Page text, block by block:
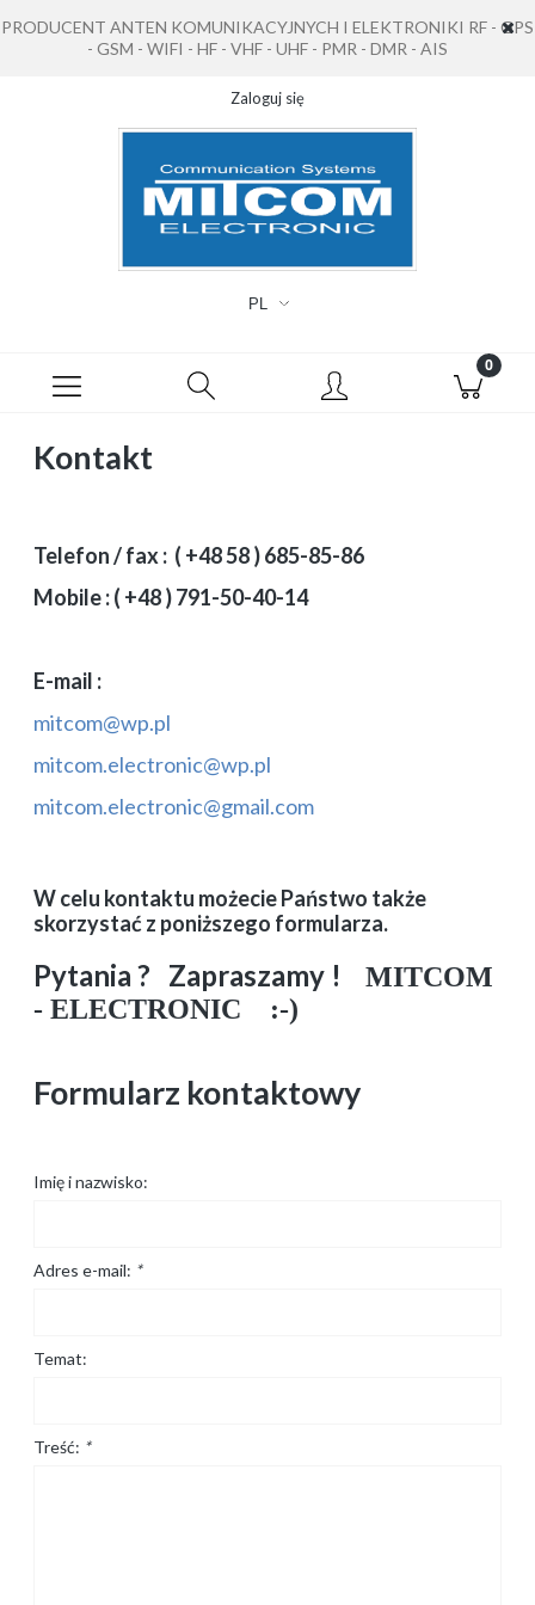
PRODUCENT ANTEN KOMUNIKACYJNYCH I ELEKTRONIKI RF - GPS
- GSM - WIFI - HF - VHF - UHF - PMR - DMR - AIS
Zaloguj się
Kontakt
Telefon / fax : ( +48 58 ) 685-85-86
Mobile : ( +48 ) 791-50-40-14
E-mail :
mitcom@wp.pl
mitcom.electronic@wp.pl
mitcom.electronic@gmail.com
W celu kontaktu możecie Państwo także
skorzystać z poniższego formularza.
Pytania ? Zapraszamy ! MITCOM
- ELECTRONIC :-)
Formularz kontaktowy
Imię i nazwisko:
Adres e-mail: *
Temat:
Treść: *